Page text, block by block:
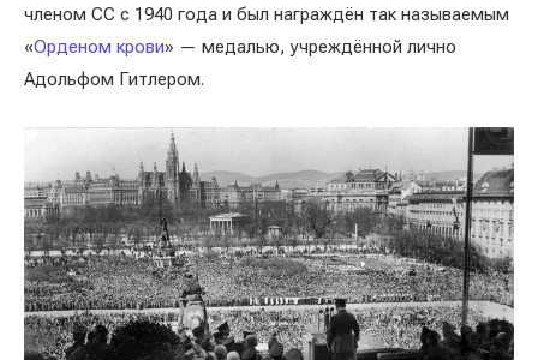
членом СС с 1940 года и был награждён так называемым
«Орденом крови» — медалью, учреждённой лично
Адольфом Гитлером.